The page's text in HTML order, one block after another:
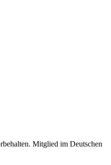
Mitglied im Deutschen